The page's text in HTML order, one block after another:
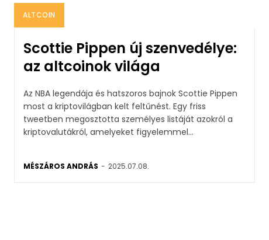
ALTCOIN
Scottie Pippen új szenvedélye:
az altcoinok világa
Az NBA legendája és hatszoros bajnok Scottie Pippen
most a kriptovilágban kelt feltűnést. Egy friss
tweetben megosztotta személyes listáját azokról a
kriptovalutákról, amelyeket figyelemmel...
MÉSZÁROS ANDRÁS - 2025.07.08.